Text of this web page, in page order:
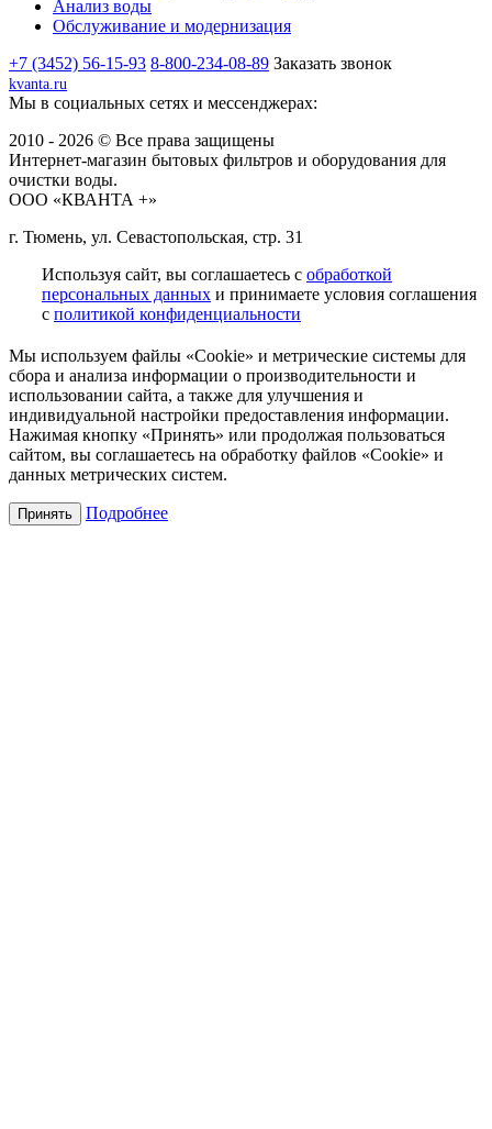
Анализ воды
Обслуживание и модернизация
+7 (3452) 56-15-93 8-800-234-08-89 Заказать звонок
kvanta.ru
Мы в социальных сетях и мессенджерах:
2010 - 2026 © Все права защищены
Интернет-магазин бытовых фильтров и оборудования для
очистки воды.
ООО «КВАНТА +»
г. Тюмень, ул. Севастопольская, стр. 31
Используя сайт, вы соглашаетесь с обработкой
персональных данных и принимаете условия соглашения
с политикой конфиденциальности
Мы используем файлы «Cookie» и метрические системы для
сбора и анализа информации о производительности и
использовании сайта, а также для улучшения и
индивидуальной настройки предоставления информации.
Нажимая кнопку «Принять» или продолжая пользоваться
сайтом, вы соглашаетесь на обработку файлов «Cookie» и
данных метрических систем.
Принять Подробнее